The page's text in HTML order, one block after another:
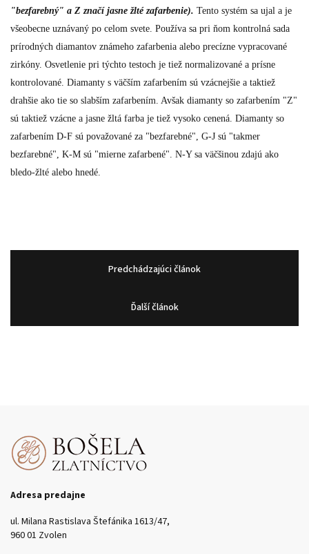
"bezfarebný" a Z značí jasne žlté zafarbenie). Tento systém sa ujal a je
všeobecne uznávaný po celom svete. Používa sa pri ňom kontrolná sada
prírodných diamantov známeho zafarbenia alebo precízne vypracované
zirkóny. Osvetlenie pri týchto testoch je tiež normalizované a prísne
kontrolované. Diamanty s väčším zafarbením sú vzácnejšie a taktiež
drahšie ako tie so slabším zafarbením. Avšak diamanty so zafarbením "Z"
sú taktiež vzácne a jasne žltá farba je tiež vysoko cenená. Diamanty so
zafarbením D-F sú považované za "bezfarebné", G-J sú "takmer
bezfarebné", K-M sú "mierne zafarbené". N-Y sa väčšinou zdajú ako
bledo-žlté alebo hnedé.
Predchádzajúci článok
Ďalší článok
Adresa predajne
ul. Milana Rastislava Štefánika 1613/47,
960 01 Zvolen